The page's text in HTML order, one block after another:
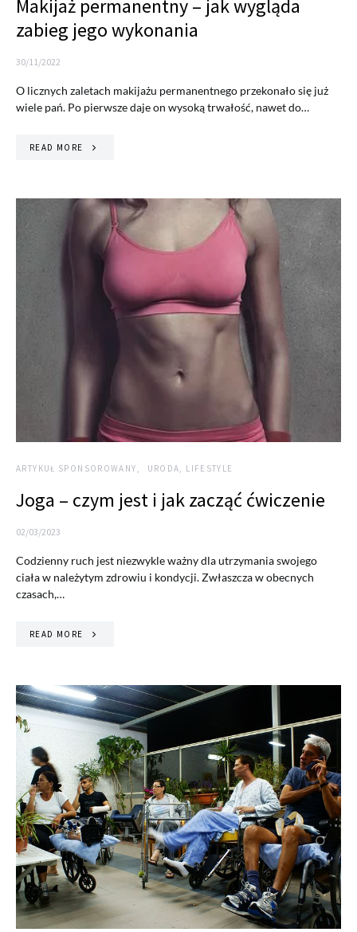
Makijaż permanentny – jak wygląda
zabieg jego wykonania
30/11/2022
O licznych zaletach makijażu permanentnego przekonało się już
wiele pań. Po pierwsze daje on wysoką trwałość, nawet do…
READ MORE
ARTYKUŁ SPONSOROWANY URODA, LIFESTYLE
Joga – czym jest i jak zacząć ćwiczenie
02/03/2023
Codzienny ruch jest niezwykle ważny dla utrzymania swojego
ciała w należytym zdrowiu i kondycji. Zwłaszcza w obecnych
czasach,…
READ MORE